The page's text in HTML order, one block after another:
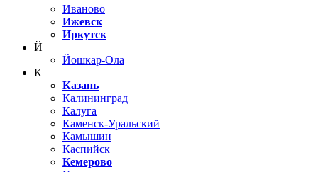
Иваново
Ижевск
Иркутск
Й
Йошкар-Ола
К
Казань
Калининград
Калуга
Каменск-Уральский
Камышин
Каспийск
Кемерово